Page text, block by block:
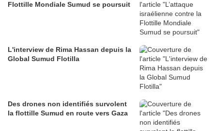
Flottille Mondiale Sumud se poursuit
L'interview de Rima Hassan depuis la
Global Sumud Flotilla
Des drones non identifiés survolent
la flottille Sumud en route vers Gaza